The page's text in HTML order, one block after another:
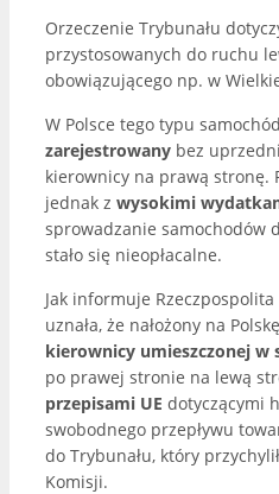
Orzeczenie Trybunału
przystosowanych do ruchu
obowiązującego np. w
W Polsce tego typu samochód
zarejestrowany bez
kierownicy na prawą stronę.
jednak z wysokimi
sprowadzanie samochodów
stało się nieopłacalne.
Jak informuje
uznała, że nałożony na Polskę
kierownicy umieszczonej w
po prawej stronie na lewą
przepisami UE dotyczącymi
swobodnego przepływu
do Trybunału, który
Komisji.